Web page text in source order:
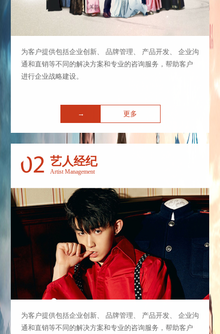
为客户提供包括企业创新、 品牌管理、 产品开发、 企业沟
通和直销等不同的解决方案和专业的咨询服务，帮助客户
进行企业战略建设。
更多
→
艺人经纪
Artist Management
为客户提供包括企业创新、 品牌管理、 产品开发、 企业沟
通和直销等不同的解决方案和专业的咨询服务，帮助客户